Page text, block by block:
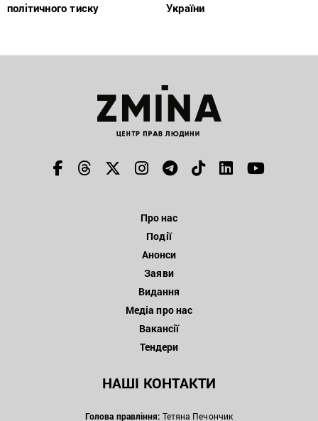
політичного тиску
України
Про нас
Події
Анонси
Заяви
Видання
Медіа про нас
Вакансії
Тендери
НАШІ КОНТАКТИ
Голова правління: Тетяна Печончик